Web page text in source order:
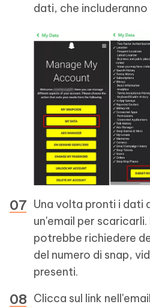
dati, che includeranno
Una volta pronti i dati
un'email per
potrebbe richiedere
del numero di snap,
presenti.
Clicca sul link